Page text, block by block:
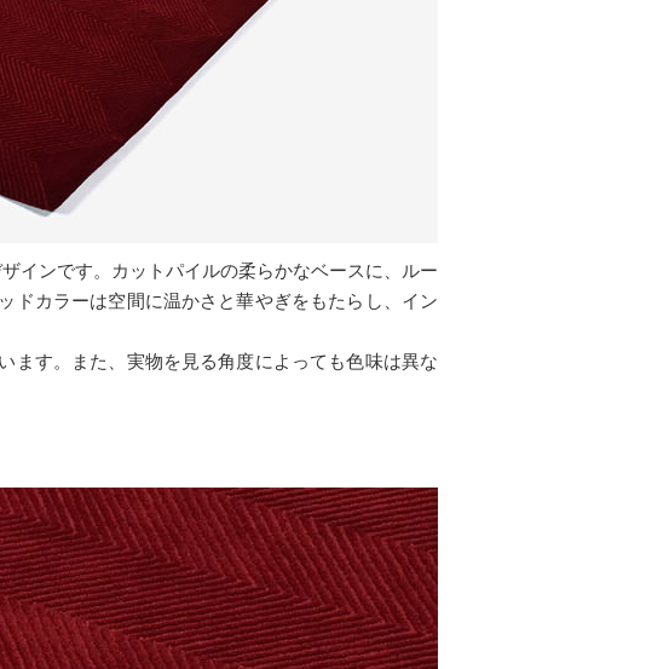
インです。カットパイルの柔らかなベースに、ルー
ドカラーは空間に温かさと華やぎをもたらし、イン
ます。また、実物を見る角度によっても色味は異な